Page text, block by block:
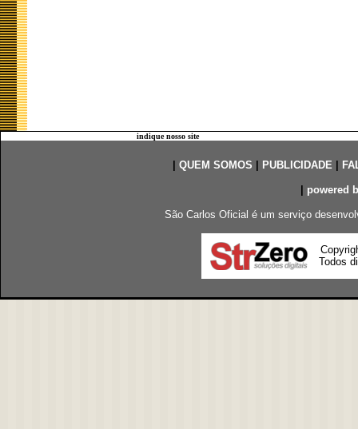
indique nosso site
QUEM SOMOS PUBLICIDADE|
powered
São Carlos Oficial é um serviço
Todos